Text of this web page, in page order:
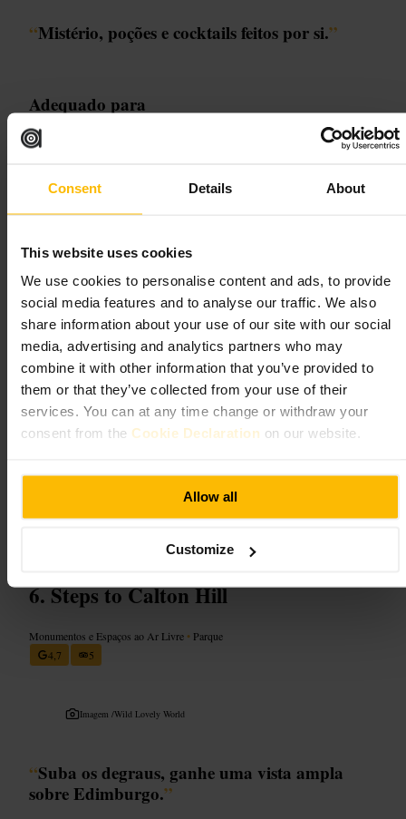
Consent Details About
This website uses cookies
We use cookies to personalise content and ads, to provide
social media features and to analyse our traffic. We also
share information about your use of our site with our social
media, advertising and analytics partners who may
combine it with other information that you’ve provided to
them or that they’ve collected from your use of their
services. You can at any time change or withdraw your
consent from the Cookie Declaration on our website.
Allow all
Customize
“Mistério, poções e cocktails feitos por si.”
Adequado para
#
Edimburgo
Pode escolher entre a sala de fuga ou a oficina de preparação de
cocktails, ou fazer ambos. Nas oficinas, recebe uma folha com a receita
e pistas, e prepara as suas bebidas com as próprias mãos. O cenário
inclui copos antigos e prateleiras de estilo apotecário, e o pessoal
mantém a atmosfera temática ao longo da atividade.
Planeie a sua visita
Reserve com antecedência através do site ou por telefone, porque as
ingredientes. Leve um telemóvel para fotos, e avise com antecedência
se tiveres restrições alimentares ou preferências de bebida.
http://departmentofmagic.com/
Steps to Calton Hill
Monumentos e Espaços ao Ar Livre • Parque
4,7
5
Imagem /Wild Lovely World
“Suba os degraus, ganhe uma vista ampla
sobre Edimburgo.”